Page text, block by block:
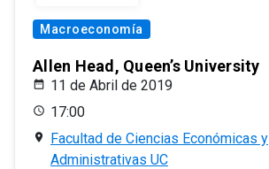
Macroeconomía
Allen Head, Queen’s University
11 de Abril de 2019
17:00
Facultad de Ciencias Económicas y
Administrativas UC